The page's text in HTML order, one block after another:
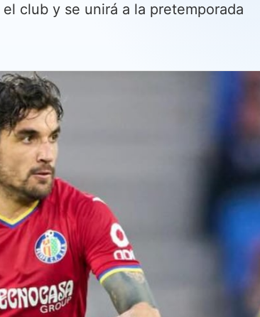
club y se unirá a la pretemporada